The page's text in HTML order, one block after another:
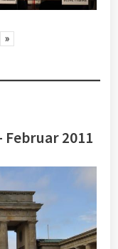
»
2011